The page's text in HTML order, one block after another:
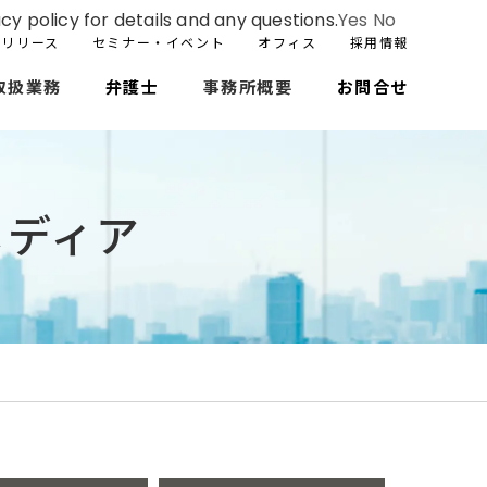
リース セミナー・イベント オフィス 採用情報
扱業務 弁護士 事務所概要 お問合せ
ィア
policy for details and any questions.Yes No